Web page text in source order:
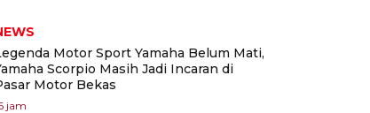
Motor Sport Yamaha Belum Mati,
Scorpio Masih Jadi Incaran di
Motor Bekas
jam